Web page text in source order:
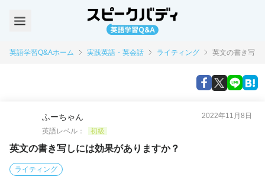
英語学習Q&Aホーム 実践英語・英会話 ライティング 英文の書き写し
ふーちゃん
2022年11月8日
英語レベル：
初級
英文の書き写しには効果がありますか？
ライティング